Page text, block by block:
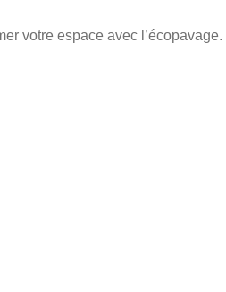
votre espace avec l’écopavage.